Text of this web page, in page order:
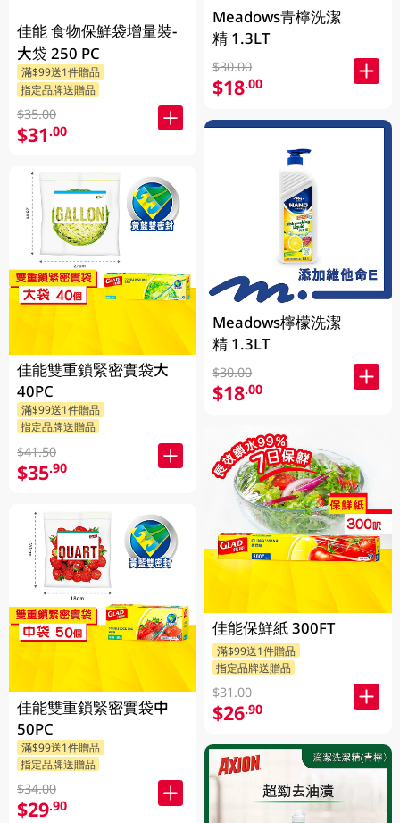
佳能 食物保鮮袋增量裝-
大袋 250 PC
滿$99送1件贈品
指定品牌送贈品
$35.00
$31.00
佳能雙重鎖緊密實袋大
40PC
滿$99送1件贈品
指定品牌送贈品
$41.50
$35.90
佳能雙重鎖緊密實袋中
50PC
滿$99送1件贈品
指定品牌送贈品
$34.00
$29.90
Meadows青檸洗潔
精 1.3LT
$30.00
$18.00
Meadows檸檬洗潔
精 1.3LT
$30.00
$18.00
佳能保鮮紙 300FT
滿$99送1件贈品
指定品牌送贈品
$31.00
$26.90